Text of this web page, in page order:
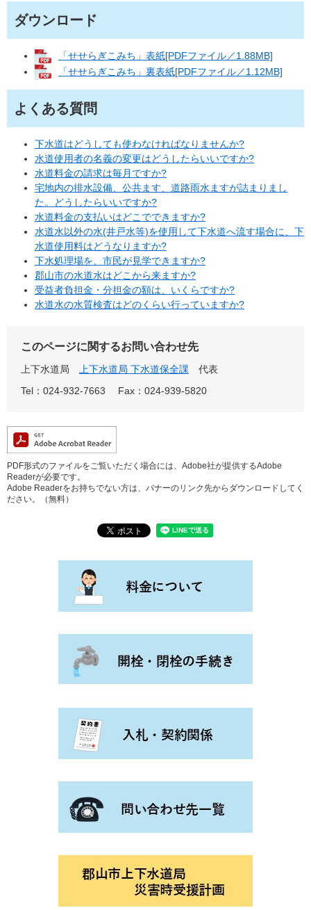
ダウンロード
「せせらぎこみち」表紙[PDFファイル／1.88MB]
「せせらぎこみち」裏表紙[PDFファイル／1.12MB]
よくある質問
下水道はどうしても使わなければなりませんか?
水道使用者の名義の変更はどうしたらいいですか?
水道料金の請求は毎月ですか?
宅地内の排水設備、公共ます、道路雨水ますが詰まりまし
た。どうしたらいいですか?
水道料金の支払いはどこでできますか?
水道水以外の水(井戸水等)を使用して下水道へ流す場合に、下
水道使用料はどうなりますか?
下水処理場を、市民が見学できますか?
郡山市の水道水はどこから来ますか?
受益者負担金・分担金の額は、いくらですか?
水道水の水質検査はどのくらい行っていますか?
このページに関するお問い合わせ先
上下水道局 上下水道局 下水道保全課
代表
Tel：024-932-7663
Fax：024-939-5820
PDF形式のファイルをご覧いただく場合には、Adobe社が提供するAdobe
Readerが必要です。
Adobe Readerをお持ちでない方は、バナーのリンク先からダウンロードしてく
ださい。（無料）